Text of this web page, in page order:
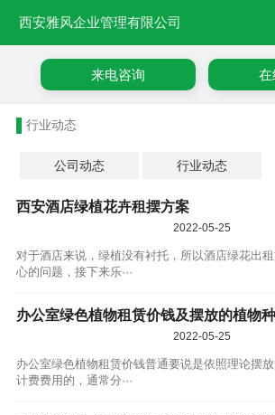
西安雅风企业管理有限公司
来电咨询 在
行业动态
公司动态 行业动态
西安酒店绿植花卉租摆方案
2022-05-25
对于酒店来说，绿植没有衬托，所以酒店绿花出
心的问题，接下来乐···
办公室绿色植物租赁价钱及摆放的植物
2022-05-25
办公室绿色植物租赁价钱普通要说是依照理论摆
计费费用的，通常分···